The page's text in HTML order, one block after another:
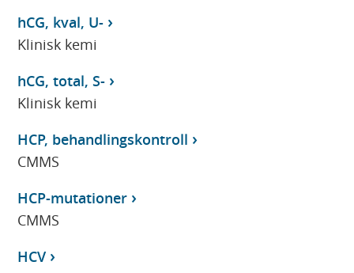
hCG, kval, U-
Klinisk kemi
hCG, total, S-
Klinisk kemi
HCP, behandlingskontroll
CMMS
HCP-mutationer
CMMS
HCV